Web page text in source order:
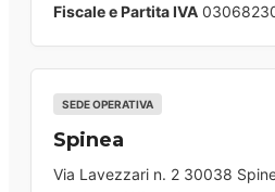
Fiscale e Partita IVA
SEDE OPERATIVA
Spinea
Via Lavezzari n. 2 30038